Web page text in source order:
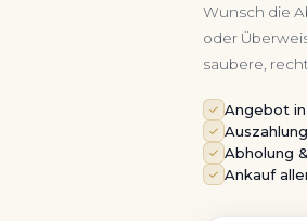
Wunsch die
oder
saubere,
Angebot
Abholung
Ankauf